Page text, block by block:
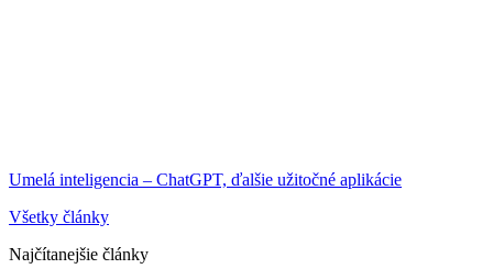
Umelá inteligencia – ChatGPT, ďalšie užitočné aplikácie
Všetky články
Najčítanejšie články